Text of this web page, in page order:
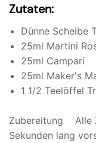
Zutaten:
Dünne Scheibe
25ml Martini
25ml Campari
25ml Maker's
1 1/2 Teelöffel
Zubereitung Alle
Sekunden lang